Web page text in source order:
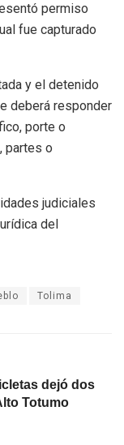
permiso
fue capturado
y el detenido
deberá responder
porte o
partes o
judiciales
del
Tolima
dejó dos
Totumo